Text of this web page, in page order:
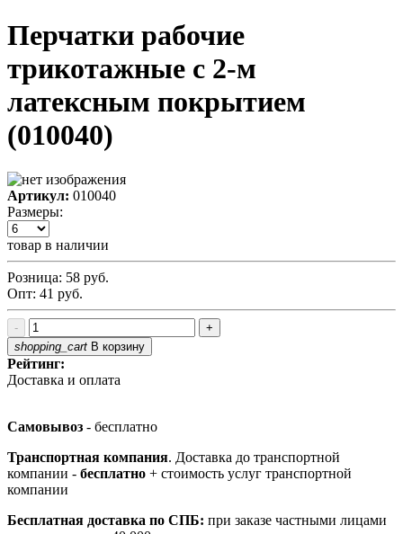
Перчатки рабочие
трикотажные с 2-м
латексным покрытием
(010040)
Артикул: 010040
Размеры:
товар в наличии
Розница: 58 руб.
Опт: 41 руб.
-
+
shopping_cart В корзину
Рейтинг:
Доставка и оплата
Самовывоз - бесплатно
Транспортная компания. Доставка до транспортной
компании - бесплатно + стоимость услуг транспортной
компании
Бесплатная доставка по СПБ: при заказе частными лицами